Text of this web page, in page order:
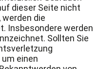
dieser Seite nicht
die
Insbesondere werden
Sollten Sie
einen